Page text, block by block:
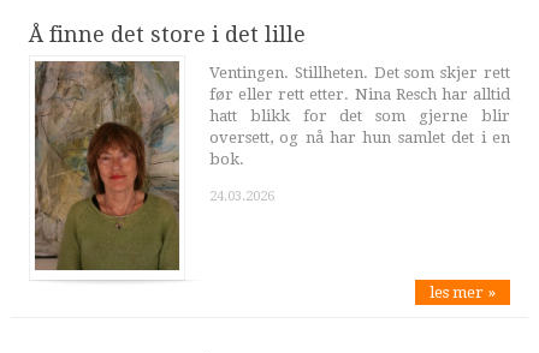
Å finne det store i det lille
Ventingen. Stillheten. Det som skjer rett
før eller rett etter. Nina Resch har alltid
hatt blikk for det som gjerne blir
oversett, og nå har hun samlet det i en
bok.
24.03.2026
les mer »